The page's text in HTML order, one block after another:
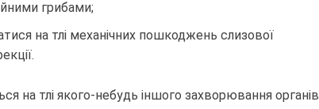
грибами;
на тлі механічних пошкоджень слизової
на тлі якого-небудь іншого захворювання органів